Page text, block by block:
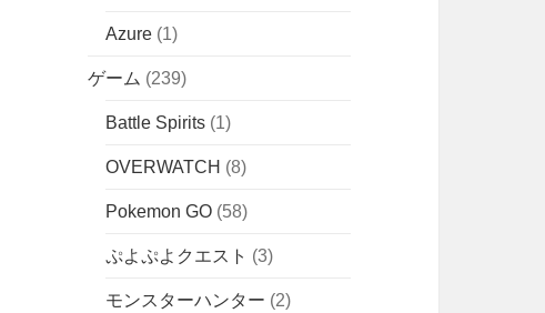
Azure (1)
ゲーム (239)
Battle Spirits (1)
OVERWATCH (8)
Pokemon GO (58)
ぷよぷよクエスト (3)
モンスターハンター (2)